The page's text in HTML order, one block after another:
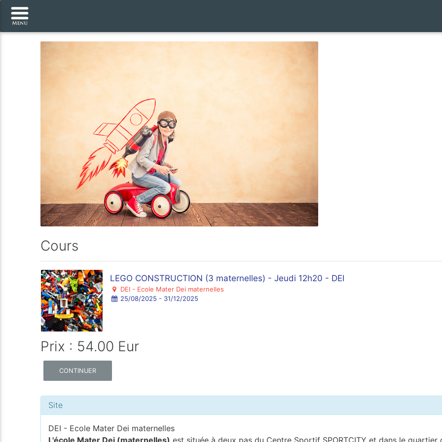
Cours
LEGO CONSTRUCTION (3 maternelles) - Jeudi 12h20 - DEI
DEI - Ecole Mater Dei maternelles
25/08/2025 - 31/12/2025
Prix : 54.00 Eur
CONTINUER
Site
DEI - Ecole Mater Dei maternelles
L'école Mater Dei (maternelles) est située à deux pas du Centre Sportif SPORTCITY et dans le quartier